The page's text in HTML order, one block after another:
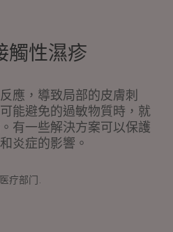
觸性濕疹
應，導致局部的皮膚刺
能避免的過敏物質時，就
有一些解決方案可以保護
炎症的影響。
医疗部门